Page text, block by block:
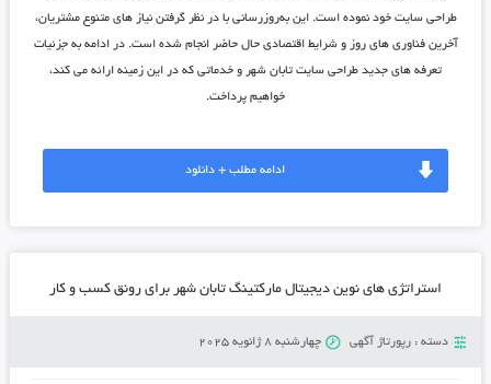
طراحی سایت خود نموده است. این به‌روزرسانی با در نظر گرفتن نیاز های متنوع مشتریان،
آخرین فناوری های روز و شرایط اقتصادی حال حاضر انجام شده است. در ادامه به جزئیات
تعرفه های جدید طراحی سایت تابان شهر و خدماتی که در این زمینه ارائه می کند،
خواهیم پرداخت.
ادامه مطلب + دانلود
استراتژی ‌های نوین دیجیتال مارکتینگ تابان شهر برای رونق کسب و کار
دسته : رپورتاژ آگهی چهارشنبه 8 ژانویه 2025